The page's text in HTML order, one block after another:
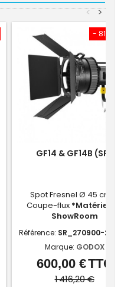
>
<
- 816,20
GF14 & GF14B (SR)
Spot Fresnel Ø 45 cm +
Coupe-flux *Matériel de
ShowRoom
Référence: SR_270900-
Marque: GODOX
Prix
Prix
de
600,00 €TTC
1 416,20 €